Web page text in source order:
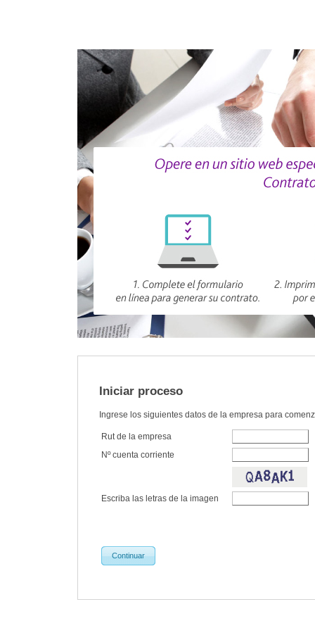
Iniciar proceso
Ingrese los siguientes datos de la empresa para
Rut de la empresa
Nº cuenta corriente
Escriba las letras de la imagen
Continuar